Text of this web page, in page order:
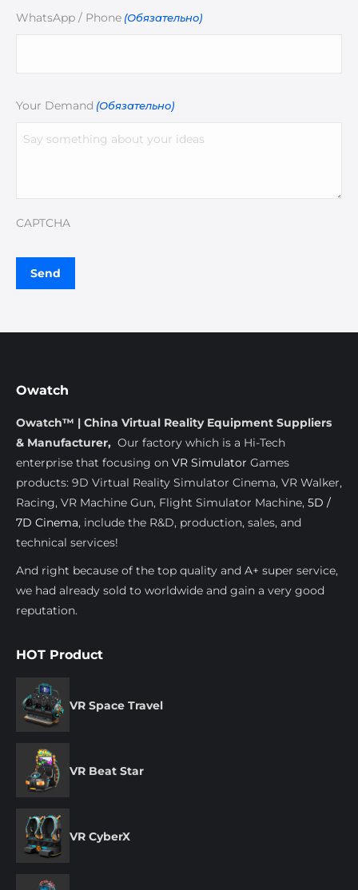
WhatsApp / Phone (Обязательно)
Your Demand (Обязательно)
CAPTCHA
Owatch
Owatch™ | China Virtual Reality Equipment Suppliers
& Manufacturer, Our factory which is a Hi-Tech
enterprise that focusing on VR Simulator Games
products: 9D Virtual Reality Simulator Cinema, VR Walker,
Racing, VR Machine Gun, Flight Simulator Machine, 5D /
7D Cinema, include the R&D, production, sales, and
technical services!
And right because of the top quality and A+ super service,
we had already sold to worldwide and gain a very good
reputation.
HOT Product
VR Space Travel
VR Beat Star
VR CyberX